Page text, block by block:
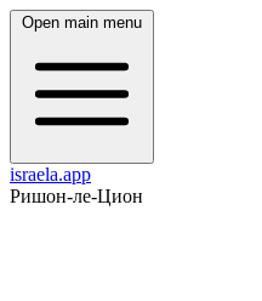
Open main menu
israela.app
Ришон-ле-Цион